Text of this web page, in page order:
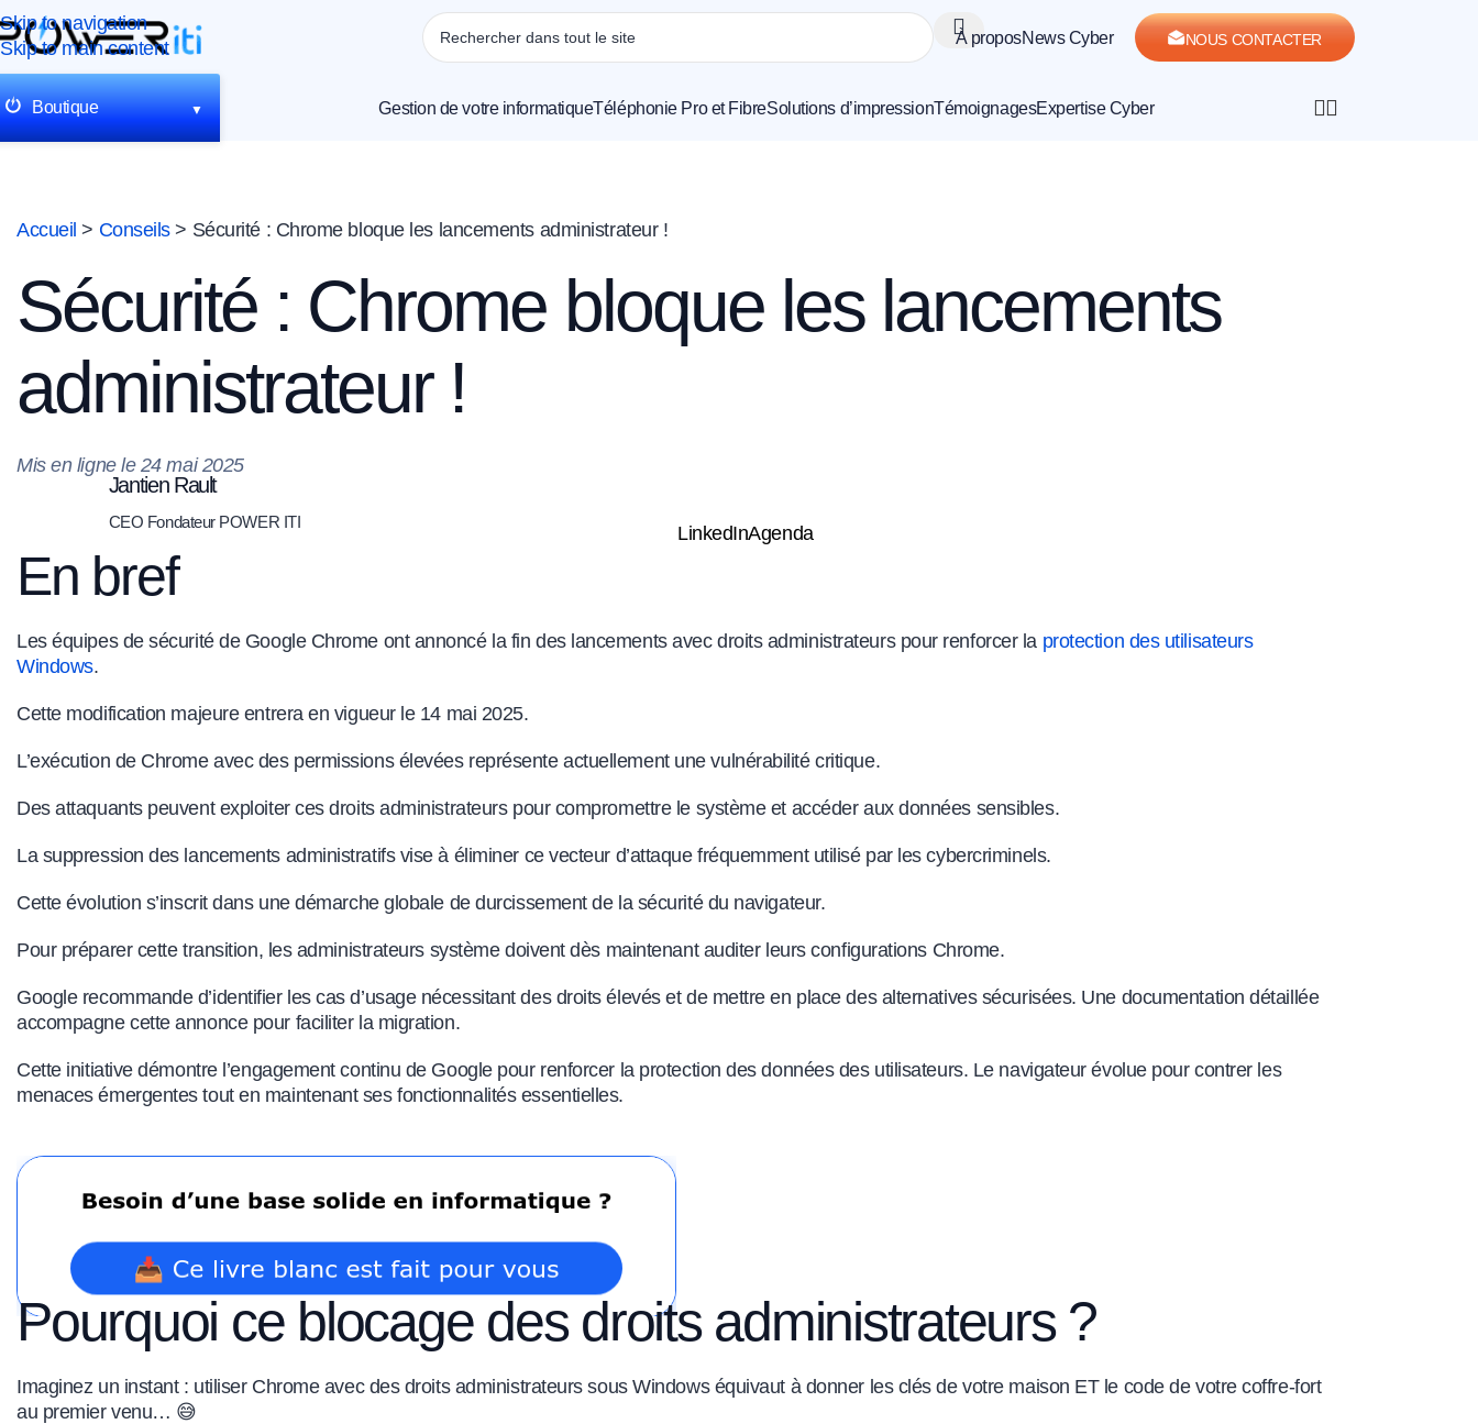
Skip to navigation
Skip to main content
À proposNews Cyber NOUS CONTACTER
Boutique ▼ Gestion de votre informatiqueTéléphonie Pro et FibreSolutions d’impressionTémoignagesExpertise Cyber
Accueil > Conseils> Sécurité : Chrome bloque les lancements administrateur !
Sécurité : Chrome bloque les lancements
administrateur !
Mis en ligne le 24 mai 2025
Jantien Rault
CEO Fondateur POWER ITI
LinkedInAgenda
En bref
Les équipes de sécurité de Google Chrome ont annoncé la fin des lancements avec droits administrateurs pour renforcer la protection des utilisateurs
Windows.
Cette modification majeure entrera en vigueur le 14 mai 2025.
L’exécution de Chrome avec des permissions élevées représente actuellement une vulnérabilité critique.
Des attaquants peuvent exploiter ces droits administrateurs pour compromettre le système et accéder aux données sensibles.
La suppression des lancements administratifs vise à éliminer ce vecteur d’attaque fréquemment utilisé par les cybercriminels.
Cette évolution s’inscrit dans une démarche globale de durcissement de la sécurité du navigateur.
Pour préparer cette transition, les administrateurs système doivent dès maintenant auditer leurs configurations Chrome.
Google recommande d’identifier les cas d’usage nécessitant des droits élevés et de mettre en place des alternatives sécurisées. Une documentation détaillée
accompagne cette annonce pour faciliter la migration.
Cette initiative démontre l’engagement continu de Google pour renforcer la protection des données des utilisateurs. Le navigateur évolue pour contrer les
menaces émergentes tout en maintenant ses fonctionnalités essentielles.
Pourquoi ce blocage des droits administrateurs ?
Imaginez un instant : utiliser Chrome avec des droits administrateurs sous Windows équivaut à donner les clés de votre maison ET le code de votre coffre-fort
au premier venu… 😅